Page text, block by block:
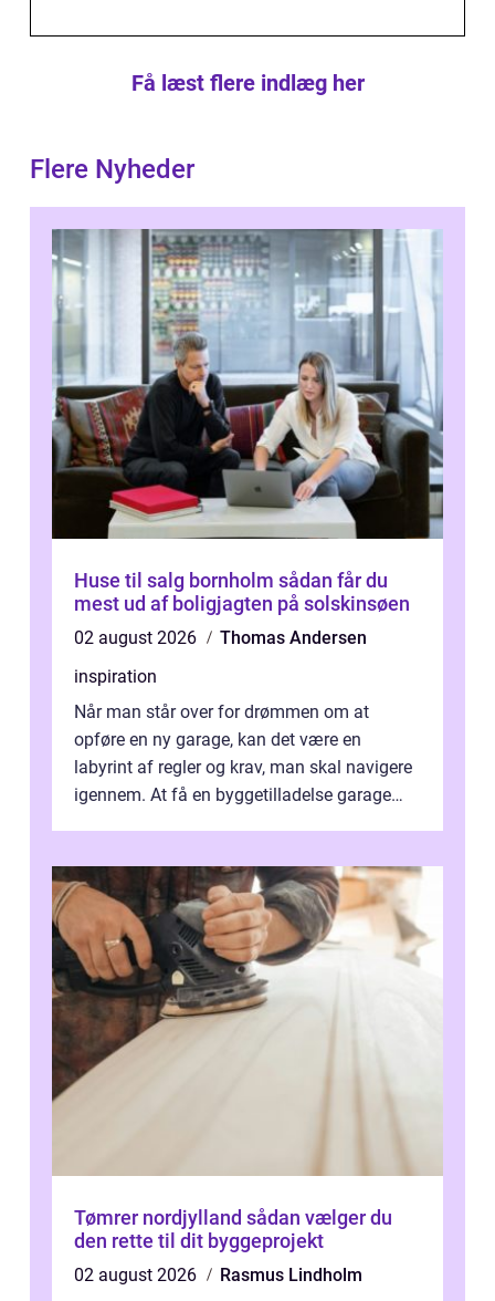
Få læst flere indlæg her
Flere Nyheder
Huse til salg bornholm sådan får du
mest ud af boligjagten på solskinsøen
02 august 2026
Thomas Andersen
inspiration
Når man står over for drømmen om at
opføre en ny garage, kan det være en
labyrint af regler og krav, man skal navigere
igennem. At få en byggetilladelse garage
Tømrer nordjylland sådan vælger du
den rette til dit byggeprojekt
02 august 2026
Rasmus Lindholm